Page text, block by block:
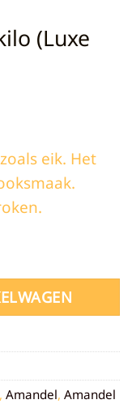
(Luxe
eik. Het
aantal
, Amandel, Amandel